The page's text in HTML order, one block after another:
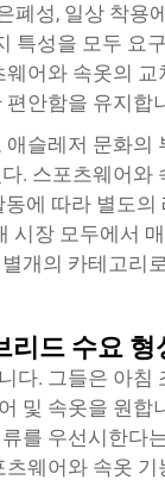
폐성, 일상 착
특성을 모두 요
어와 속옷의
안함을 유지합
슬레저 문화의
. 스포츠웨어와
에 따라 별도
시장 모두에서
개의 카테고리
리드 수요 형
다. 그들은 아
및 속옷을 원합
를 우선시한다
웨어와 속옷